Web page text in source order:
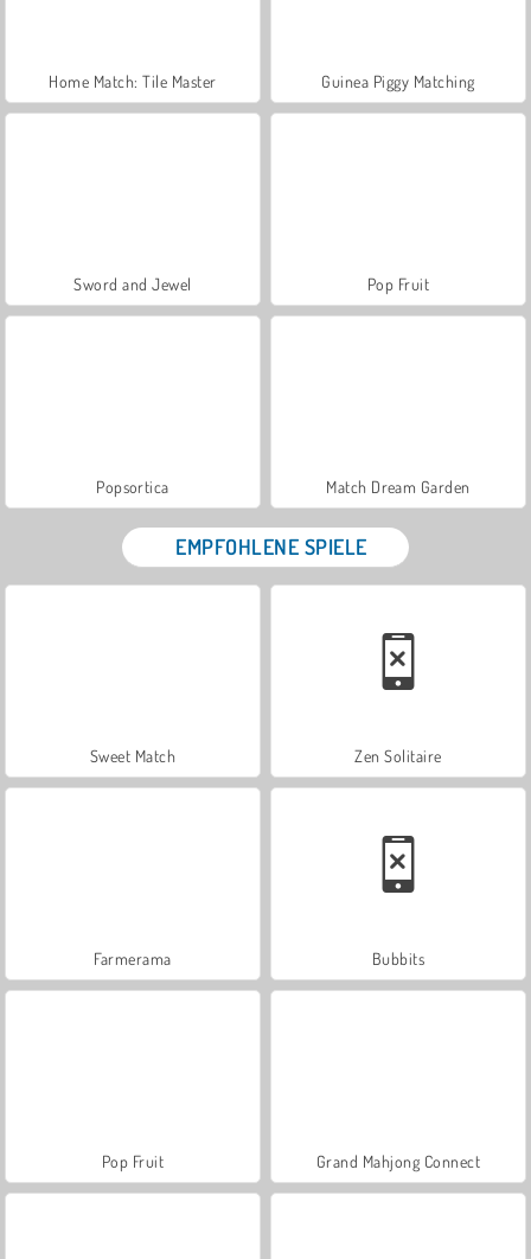
Home Match: Tile Master Guinea Piggy Matching
Sword and Jewel Pop Fruit
Popsortica Match Dream Garden
EMPFOHLENE SPIELE
Sweet Match Zen Solitaire
Farmerama Bubbits
Pop Fruit Grand Mahjong Connect